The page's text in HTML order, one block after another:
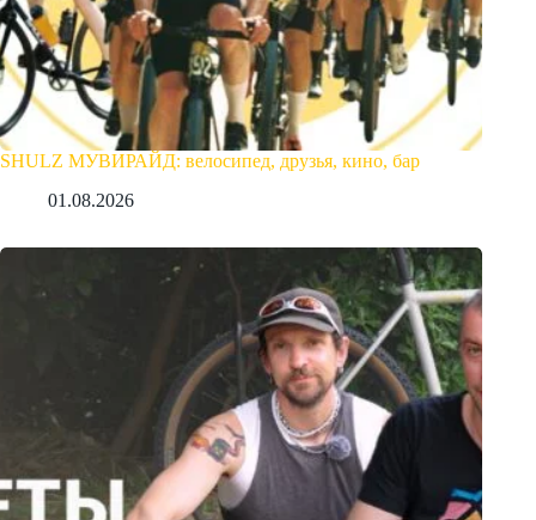
SHULZ МУВИРАЙД: велосипед, друзья, кино, бар
01.08.2026